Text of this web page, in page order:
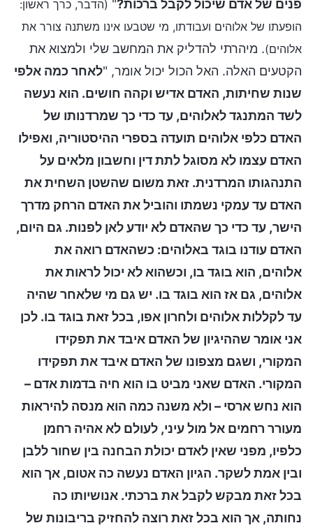
פנים של אדם שיכול לקבל ברכות?" (הדבר, כרך ראשון:
הופעתו של אלוהים ועבודתו, מי שטבעו אינו משתנה צורר את
אלוהים). מיהרתי להדליק את המחשב שלי ולמצוא את
הקטעים האלה. האל הכול יכול אומר, "לאחר כמה אלפי
שנות שחיתות, האדם אדיש וקהה חושים. הוא נעשה
לשד המתנגד לאלוהים, עד כדי כך שמרדנותו של
האדם כלפי אלוהים תועדה בספרי ההיסטוריה, ואפילו
האדם עצמו לא מסוגל לתת דין וחשבון מלאים על
התנהגותו המרדנית. זאת משום שהשטן השחית את
האדם עד עמקי נשמתו והוביל את האדם הרחק מדרך
הישר, עד כדי כך שהאדם לא יודע לאן לפנות. גם היום,
האדם עודנו בוגד באלוהים: כשהאדם רואה את
אלוהים, הוא בוגד בו, וכשהוא לא יכול לראות את
אלוהים, גם אז הוא בוגד בו. יש גם מי שלאחר שהיה
עד לקללות אלוהים ולחרון אפו, בכל זאת בוגד בו. לכן
אני אומר שההיגיון של האדם איבד את תפקידו
המקורי, ושגם מצפונו של האדם איבד את תפקידו
המקורי. האדם שאני מביט בו הוא חיה בדמות אדם –
הוא נחש ארסי – ולא משנה כמה הוא מנסה להיראות
מעורר רחמים אל מול עיני, לעולם לא אהיה רחמן
כלפיו, מפני שאין לאדם יכולת הבחנה בין שחור ללבן
ובין אמת לשקר. הגיון האדם נעשה כה אטום, אך הוא
בכל זאת מבקש לקבל את ברכתי. אנושיותו כה
נחותה, אך הוא בכל זאת רוצה להחזיק בריבונות של